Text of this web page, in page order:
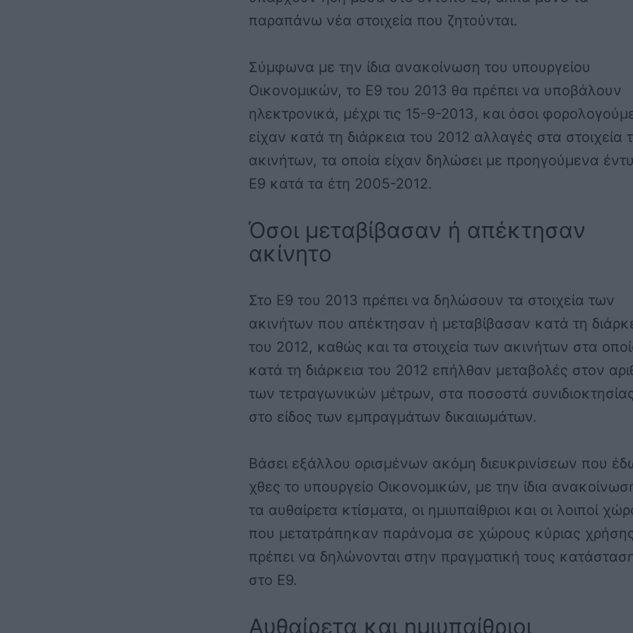
παραπάνω νέα στοιχεία που ζητούνται.
Σύμφωνα με την ίδια ανακοίνωση του υπουργείου
Οικονομικών, το Ε9 του 2013 θα πρέπει να υποβάλουν
ηλεκτρονικά, μέχρι τις 15-9-2013, και όσοι
είχαν κατά τη διάρκεια του 2012 αλλαγές στα στοιχεία
ακινήτων, τα οποία είχαν δηλώσει με προηγούμενα
Ε9 κατά τα έτη 2005-2012.
Όσοι μεταβίβασαν ή απέκτησαν
ακίνητο
Στο Ε9 του 2013 πρέπει να δηλώσουν τα στοιχεία των
ακινήτων που απέκτησαν ή μεταβίβασαν κατά τη
του 2012, καθώς και τα στοιχεία των ακινήτων στα
κατά τη διάρκεια του 2012 επήλθαν μεταβολές στον
των τετραγωνικών μέτρων, στα ποσοστά
στο είδος των εμπραγμάτων δικαιωμάτων.
Βάσει εξάλλου ορισμένων ακόμη διευκρινίσεων που
χθες το υπουργείο Οικονομικών, με την ίδια
τα αυθαίρετα κτίσματα, οι ημιυπαίθριοι και οι λοιποί
που μετατράπηκαν παράνομα σε χώρους κύριας
πρέπει να δηλώνονται στην πραγματική τους
στο Ε9.
Αυθαίρετα και ημιυπαίθριοι